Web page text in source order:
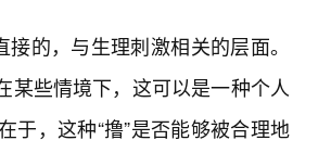
的，与生理刺激相关的层面。
某些情境下，这可以是一种个人
于，这种“撸”是否能够被合理地